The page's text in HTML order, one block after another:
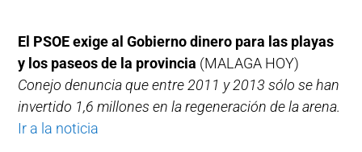
El PSOE exige al Gobierno dinero para las playas
y los paseos de la provincia (MALAGA HOY)
Conejo denuncia que entre 2011 y 2013 sólo se han
invertido 1,6 millones en la regeneración de la arena.
Ir a la noticia